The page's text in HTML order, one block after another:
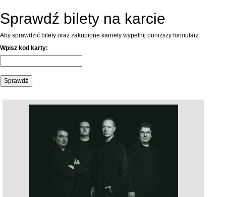
Sprawdź bilety na karcie
Aby sprawdzić bilety oraz zakupione karnety wypełnij poniższy formularz
Wpisz kod karty: